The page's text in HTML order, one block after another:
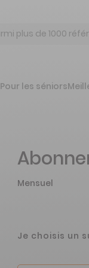
Pour les séniors
Mensuel
Je choisis un